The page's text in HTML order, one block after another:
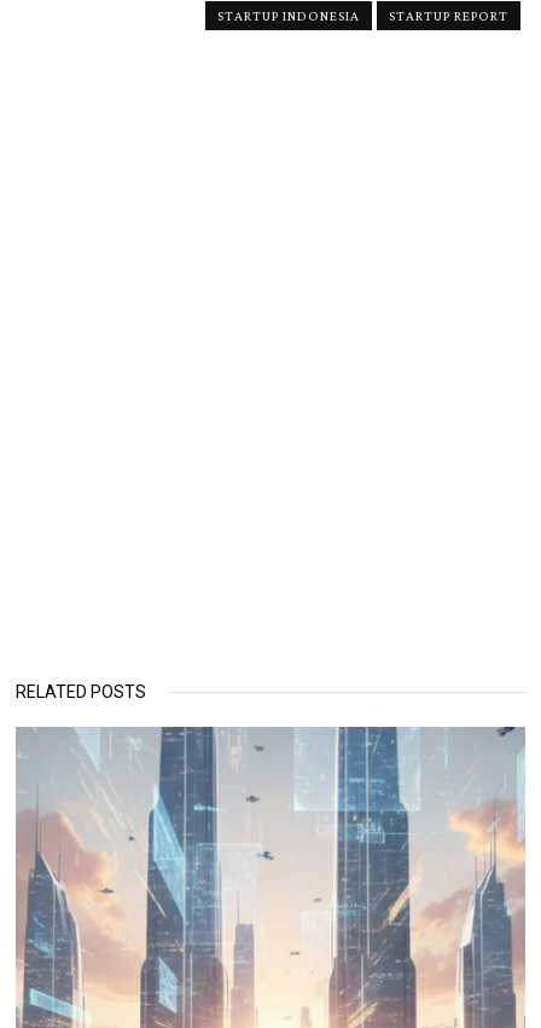
STARTUP INDONESIA STARTUP REPORT
RELATED POSTS